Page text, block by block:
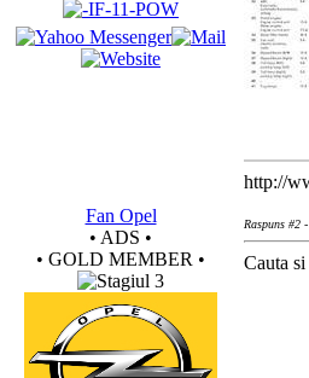
http://
Fan Opel
• ADS •
• GOLD MEMBER •
Raspuns #2
Cauta